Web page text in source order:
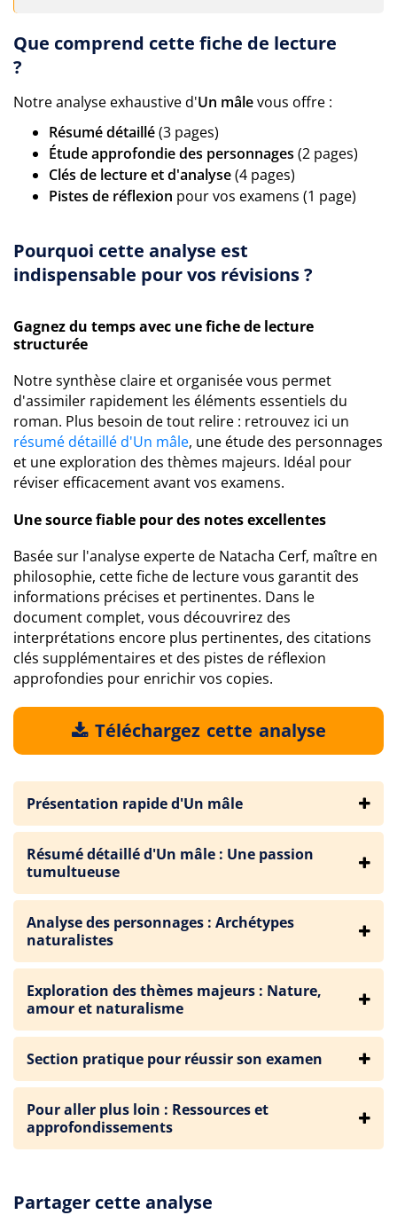
Que comprend cette fiche de lecture
?
Notre analyse exhaustive d'Un mâlevous offre :
Résumé détaillé(3 pages)
Étude approfondie des personnages (2 pages)
Clés de lecture et d'analyse(4 pages)
Pistes de réflexion pour vos examens (1 page)
Pourquoi cette analyse est
indispensable pour vos révisions ?
Gagnez du temps avec une fiche de lecture
structurée
Notre synthèse claire et organisée vous permet
d'assimiler rapidement les éléments essentiels du
roman. Plus besoin de tout relire : retrouvez ici un
résumé détaillé d'Un mâle, une étude des personnages
et une exploration des thèmes majeurs. Idéal pour
réviser efficacement avant vos examens.
Une source fiable pour des notes excellentes
Basée sur l'analyse experte de Natacha Cerf, maître en
philosophie, cette fiche de lecture vous garantit des
informations précises et pertinentes. Dans le
document complet, vous découvrirez des
interprétations encore plus pertinentes, des citations
clés supplémentaires et des pistes de réflexion
approfondies pour enrichir vos copies.
Téléchargez cette analyse
Présentation rapide d'Un mâle
Résumé détaillé d'Un mâle : Une passion
tumultueuse
Analyse des personnages : Archétypes
naturalistes
Exploration des thèmes majeurs : Nature,
amour et naturalisme
Section pratique pour réussir son examen
Pour aller plus loin : Ressources et
approfondissements
Partager cette analyse